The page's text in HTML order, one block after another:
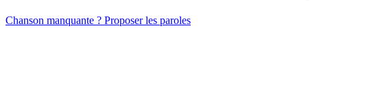
Chanson manquante ? Proposer les paroles